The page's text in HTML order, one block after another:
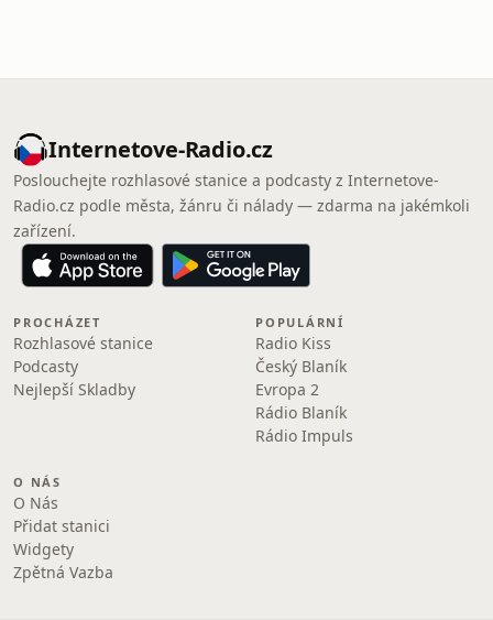
Internetove-Radio.cz
Poslouchejte rozhlasové stanice a podcasty z Internetove-
Radio.cz podle města, žánru či nálady — zdarma na jakémkoli
zařízení.
PROCHÁZET
Rozhlasové stanice
Podcasty
Nejlepší Skladby
POPULÁRNÍ
Radio Kiss
Český Blaník
Evropa 2
Rádio Blaník
Rádio Impuls
O NÁS
O Nás
Přidat stanici
Widgety
Zpětná Vazba